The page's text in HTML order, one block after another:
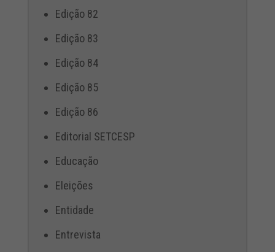
Edição 82
Edição 83
Edição 84
Edição 85
Edição 86
Editorial SETCESP
Educação
Eleições
Entidade
Entrevista